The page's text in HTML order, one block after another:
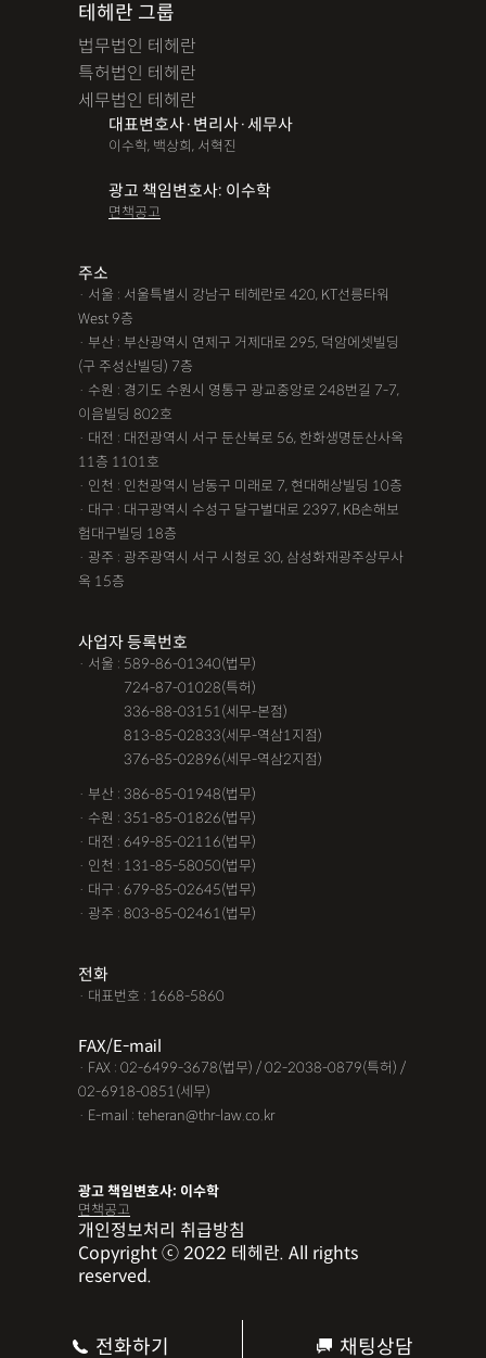
전화하기 채팅상담
테헤란 그룹
법무법인 테헤란
특허법인 테헤란
세무법인 테헤란
대표변호사·변리사·세무사
이수학, 백상희, 서혁진
광고 책임변호사: 이수학
면책공고
주소
· 서울 : 서울특별시 강남구 테헤란로 420, KT선릉타워
West 9층
· 부산 : 부산광역시 연제구 거제대로 295, 덕암에셋빌딩
(구 주성산빌딩) 7층
· 수원 : 경기도 수원시 영통구 광교중앙로 248번길 7-7,
이음빌딩 802호
· 대전 : 대전광역시 서구 둔산북로 56, 한화생명둔산사옥
11층 1101호
· 인천 : 인천광역시 남동구 미래로 7, 현대해상빌딩 10층
· 대구 : 대구광역시 수성구 달구벌대로 2397, KB손해보
험대구빌딩 18층
· 광주 : 광주광역시 서구 시청로 30, 삼성화재광주상무사
옥 15층
사업자 등록번호
· 서울 : 589-86-01340(법무)
724-87-01028(특허)
336-88-03151(세무-본점)
813-85-02833(세무-역삼1지점)
376-85-02896(세무-역삼2지점)
· 부산 : 386-85-01948(법무)
· 수원 : 351-85-01826(법무)
· 대전 : 649-85-02116(법무)
· 인천 : 131-85-58050(법무)
· 대구 : 679-85-02645(법무)
· 광주 : 803-85-02461(법무)
전화
· 대표번호 : 1668-5860
FAX/E-mail
· FAX : 02-6499-3678(법무) / 02-2038-0879(특허) /
02-6918-0851(세무)
· E-mail : teheran@thr-law.co.kr
광고 책임변호사: 이수학
면책공고
개인정보처리 취급방침
Copyright ⓒ 2022 테헤란. All rights
reserved.